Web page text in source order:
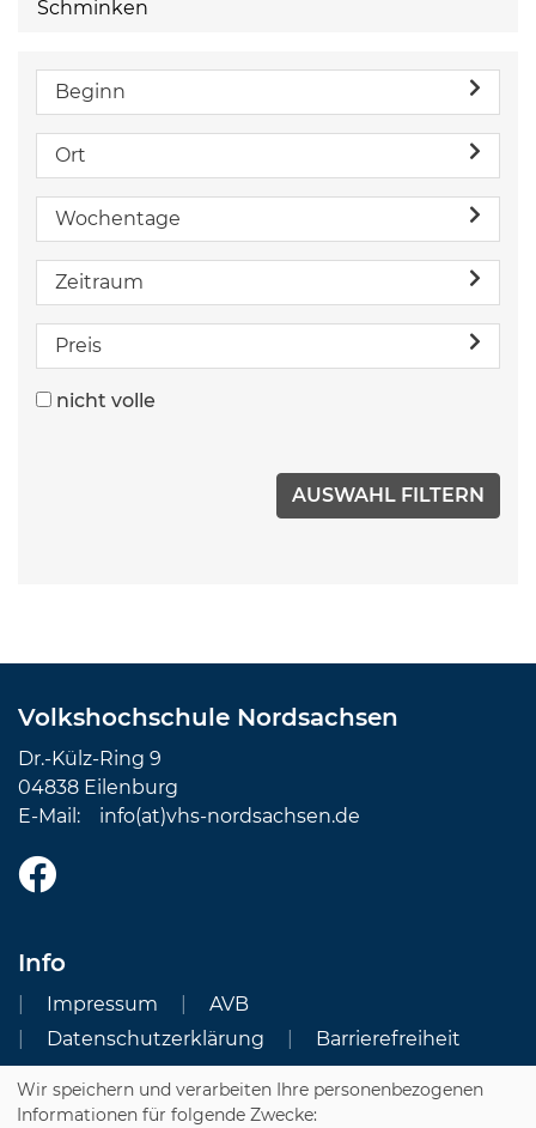
Schminken
Beginn
Ort
Wochentage
Zeitraum
Preis
nicht volle
Volkshochschule Nordsachsen
Dr.-Külz-Ring 9
04838 Eilenburg
E-Mail: info(at)vhs-nordsachsen.de
Info
Impressum
AVB
Datenschutzerklärung
Barrierefreiheit
Cookie Einstellungen
Wir speichern und verarbeiten Ihre personenbezogenen
Informationen für folgende Zwecke: